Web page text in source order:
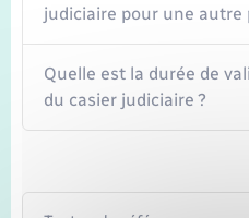
judiciaire pour une autre
Quelle est la durée de
du casier judiciaire ?